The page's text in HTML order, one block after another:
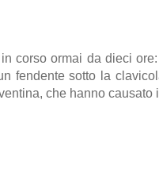
corso ormai da dieci
fendente sotto la
che hanno causato